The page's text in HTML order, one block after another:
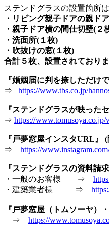
ステンドグラスの設置箇所
・リビング親子ドアの親ド
・親子ドア横の間仕切壁(２
・洗面所(１枚)
・吹抜けの窓(１枚)
合計５枚、設置されておりま
『婚姻届に判を捺しただけ
⇒ https://www.tbs.co.jp/
『ステンドグラスが映った
⇒ https://www.tomusoya.co.jp/
『戸夢窓屋インスタURL』
⇒ https://
『ステンドグラスの資料請
・一般のお客様 ⇒
・建築業者様 ⇒
『戸夢窓屋（トムソーヤ）
⇒ https://